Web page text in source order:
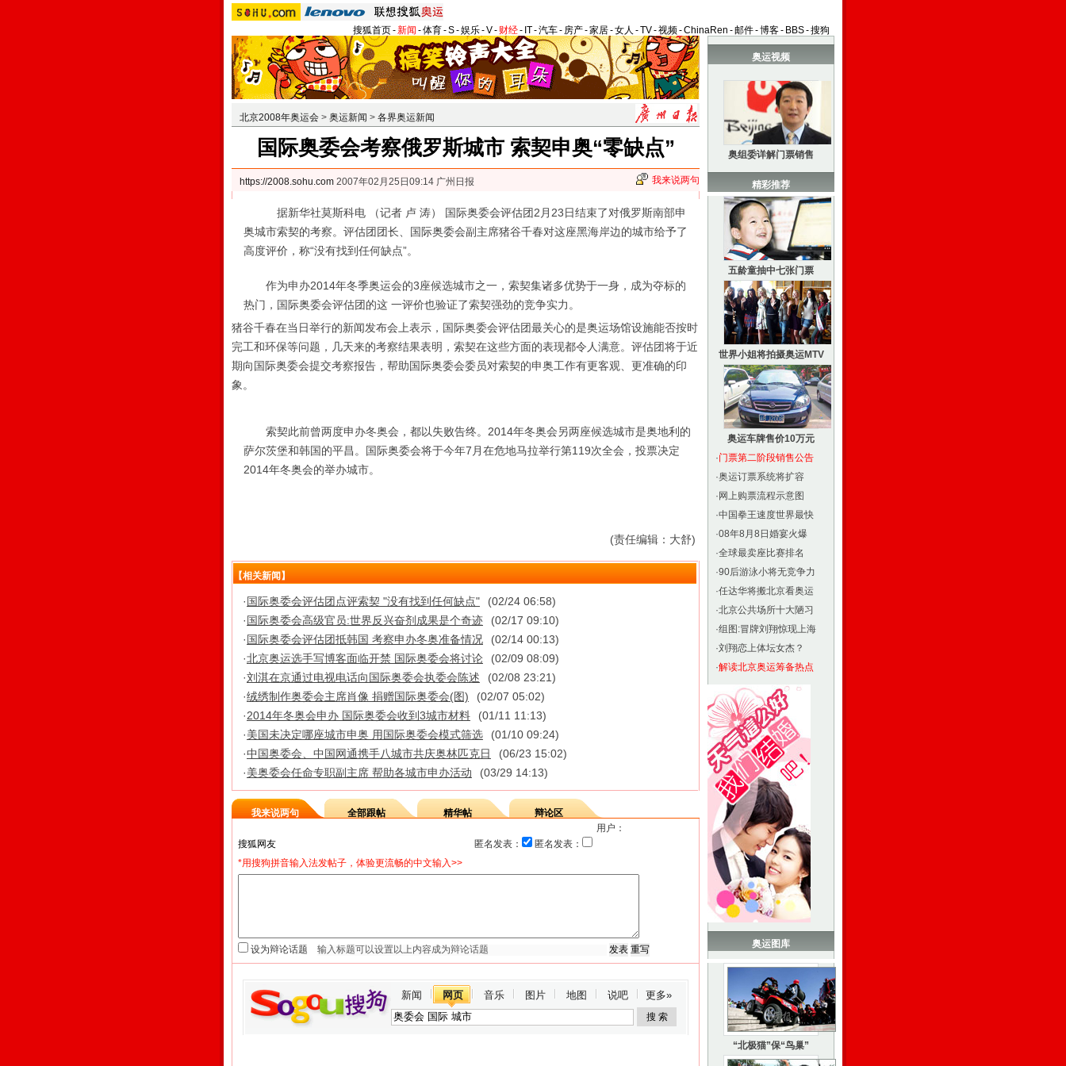
搜狐首页-新闻 -体育-S-娱乐-V- 财经- IT-汽车- 房产-家居-女人 -TV-视频-ChinaRen -邮件-博客- BBS-搜狗
北京2008年奥运会 > 奥运新闻 > 各界奥运新闻
国际奥委会考察俄罗斯城市 索契申奥“零缺点”
https://2008.sohu.com 2007年02月25日09:14 广州日报 我来说两句
据新华社莫斯科电 （记者 卢 涛） 国际奥委会评估团2月23日结束了对俄罗斯南部申
奥城市索契的考察。评估团团长、国际奥委会副主席猪谷千春对这座黑海岸边的城市给予了
高度评价，称“没有找到任何缺点”。
作为申办2014年冬季奥运会的3座候选城市之一，索契集诸多优势于一身，成为夺标的
热门，国际奥委会评估团的这 一评价也验证了索契强劲的竞争实力。
猪谷千春在当日举行的新闻发布会上表示，国际奥委会评估团最关心的是奥运场馆设施能否按时
完工和环保等问题，几天来的考察结果表明，索契在这些方面的表现都令人满意。评估团将于近
期向国际奥委会提交考察报告，帮助国际奥委会委员对索契的申奥工作有更客观、更准确的印
象。
索契此前曾两度申办冬奥会，都以失败告终。2014年冬奥会另两座候选城市是奥地利的
萨尔茨堡和韩国的平昌。国际奥委会将于今年7月在危地马拉举行第119次全会，投票决定
2014年冬奥会的举办城市。
(责任编辑：大舒)
【相关新闻】
· 国际奥委会评估团点评索契 "没有找到任何缺点"
(02/24 06:58)
· 国际奥委会高级官员:世界反兴奋剂成果是个奇迹
(02/17 09:10)
· 国际奥委会评估团抵韩国 考察申办冬奥准备情况
(02/14 00:13)
·北京奥运选手写博客面临开禁 国际奥委会将讨论
(02/09 08:09)
·刘淇在京通过电视电话向国际奥委会执委会陈述
(02/08 23:21)
·绒绣制作奥委会主席肖像 捐赠国际奥委会(图)
(02/07 05:02)
·2014年冬奥会申办 国际奥委会收到3城市材料
(01/11 11:13)
·美国未决定哪座城市申奥 用国际奥委会模式筛选
(01/10 09:24)
·中国奥委会、中国网通携手八城市共庆奥林匹克日
(06/23 15:02)
·美奥委会任命专职副主席 帮助各城市申办活动 (03/29 14:13)
我来说两句 全部跟帖 精华帖
辩论区
用户：
匿名发表：
匿名发表：
*用搜狗拼音输入法发帖子，体验更流畅的中文输入>>
设为辩论话题
新闻 网页 音乐 图片 地图 说吧 更多»
奥运视频
奥组委详解门票销售
精彩推荐
五龄童抽中七张门票
世界小姐将拍摄奥运MTV
奥运车牌售价10万元
·门票第二阶段销售公告
·奥运订票系统将扩容
· 网上购票流程示意图
·中国拳王速度世界最快
·08年8月8日婚宴火爆
·全球最卖座比赛排名
·90后游泳小将无竞争力
·任达华将搬北京看奥运
·北京公共场所十大陋习
·组图:冒牌刘翔惊现上海
·刘翔恋上体坛女杰？
·解读北京奥运筹备热点
奥运图库
“北极猫”保“鸟巢”